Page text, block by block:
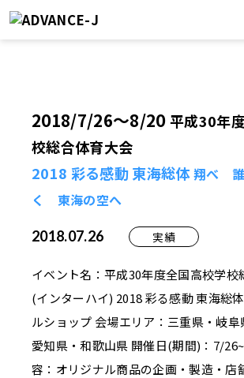
2018/7/26～8/20平成30年
校総合体育大会
2018 彩る感動 東海総体翔べ 誰
く 東海の空へ
2018.07.26 実績
イベント名：平成30年度全国高校学校
(インターハイ) 2018 彩る感動 東海総
ルショップ 会場エリア：三重県・岐阜
愛知県・和歌山県 開催日(期間)：7/
容：オリジナル商品の企画・製造・店